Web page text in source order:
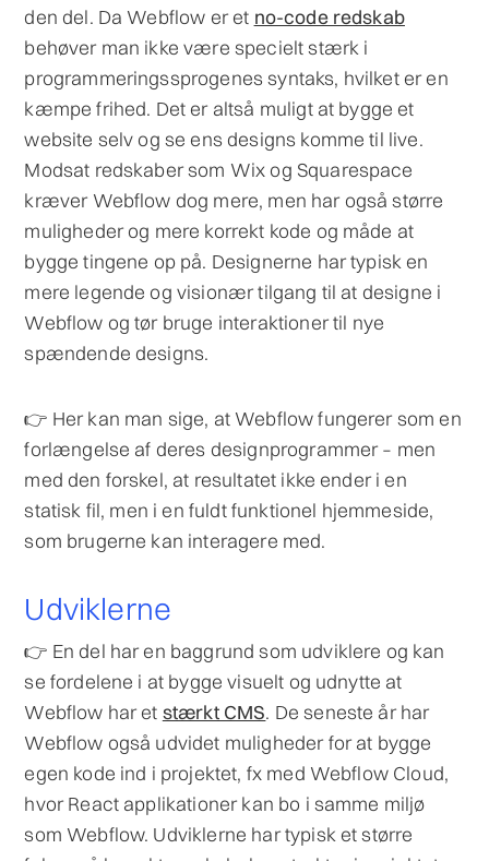
den del. Da Webflow er et no-code redskab
behøver man ikke være specielt stærk i
programmeringssprogenes syntaks, hvilket er en
kæmpe frihed. Det er altså muligt at bygge et
website selv og se ens designs komme til live.
Modsat redskaber som Wix og Squarespace
kræver Webflow dog mere, men har også større
muligheder og mere korrekt kode og måde at
bygge tingene op på. Designerne har typisk en
mere legende og visionær tilgang til at designe i
Webflow og tør bruge interaktioner til nye
spændende designs.
👉 Her kan man sige, at Webflow fungerer som en
forlængelse af deres designprogrammer – men
med den forskel, at resultatet ikke ender i en
statisk fil, men i en fuldt funktionel hjemmeside,
som brugerne kan interagere med.
Udviklerne
👉 En del har en baggrund som udviklere og kan
se fordelene i at bygge visuelt og udnytte at
Webflow har et stærkt CMS. De seneste år har
Webflow også udvidet muligheder for at bygge
egen kode ind i projektet, fx med Webflow Cloud,
hvor React applikationer kan bo i samme miljø
som Webflow. Udviklerne har typisk et større